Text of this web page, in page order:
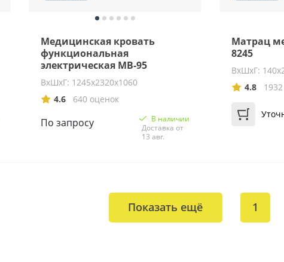
Медицинская кровать
функциональная
электрическая МВ-95
ВхШхГ: 1245х2320х1060
4.6
640 оценок
По запросу
В наличии
Доставка от
13 авг.
Матрац
8245
ВхШхГ:
4.8
Показать ещё 1